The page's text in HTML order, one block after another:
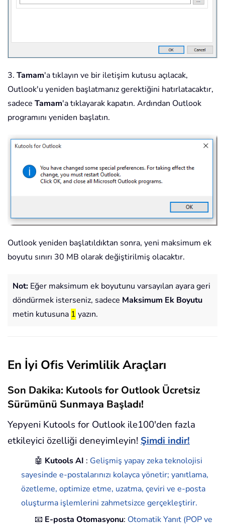
3. Tamam'a tıklayın ve bir iletişim kutusu açılacak,
Outlook'u yeniden başlatmanız gerektiğini hatırlatacaktır,
sadece Tamam'a tıklayarak kapatın. Ardından Outlook
programını yeniden başlatın.
Outlook yeniden başlatıldıktan sonra, yeni maksimum ek
boyutu sınırı 30 MB olarak değiştirilmiş olacaktır.
Not: Eğer maksimum ek boyutunu varsayılan ayara geri
döndürmek isterseniz, sadece Maksimum Ek Boyutu
metin kutusuna 1 yazın.
En İyi Ofis Verimlilik Araçları
Son Dakika: Kutools for Outlook Ücretsiz
Sürümünü Sunmaya Başladı!
Yepyeni Kutools for Outlook ile100'den fazla
etkileyici özelliği deneyimleyin! Şimdi indir!
🤖 Kutools AI : Gelişmiş yapay zeka teknolojisi
sayesinde e-postalarınızı kolayca yönetir; yanıtlama,
özetleme, optimize etme, uzatma, çeviri ve e-posta
oluşturma işlemlerini zahmetsizce gerçekleştirir.
📧 E-posta Otomasyonu: Otomatik Yanıt (POP ve